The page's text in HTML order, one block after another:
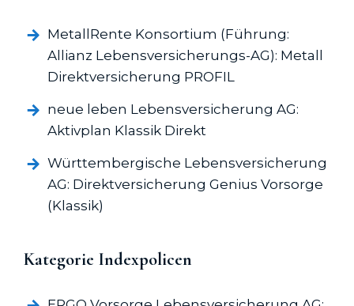
MetallRente Konsortium (Führung:
Allianz Lebens­versicherungs-AG): Metall
Direkt­versicherung PROFIL
neue leben Lebens­versicherung AG:
Aktivplan Klassik Direkt
Württembergische Lebens­versicherung
AG: Direkt­versicherung Genius Vorsorge
(Klassik)
Kategorie Indexpolicen